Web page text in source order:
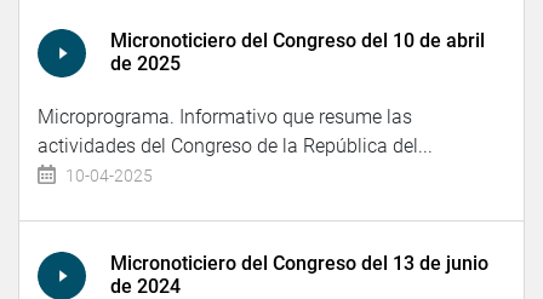
Micronoticiero del Congreso del 10 de abril
de 2025
Microprograma. Informativo que resume las
actividades del Congreso de la República del...
10-04-2025
Micronoticiero del Congreso del 13 de junio
de 2024